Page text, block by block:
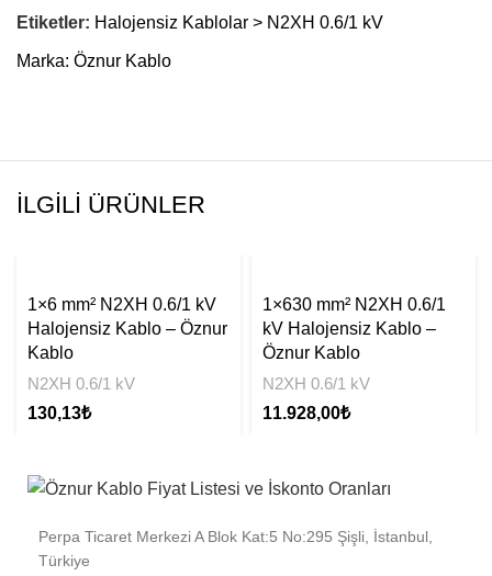
Etiketler: Halojensiz Kablolar > N2XH 0.6/1 kV
Marka: Öznur Kablo
İLGILI ÜRÜNLER
1×6 mm² N2XH 0.6/1 kV
Halojensiz Kablo – Öznur
Kablo
N2XH 0.6/1 kV
130,13₺
1×630 mm² N2XH 0.6/1
kV Halojensiz Kablo –
Öznur Kablo
N2XH 0.6/1 kV
11.928,00₺
Perpa Ticaret Merkezi A Blok Kat:5 No:295 Şişli, İstanbul,
Türkiye